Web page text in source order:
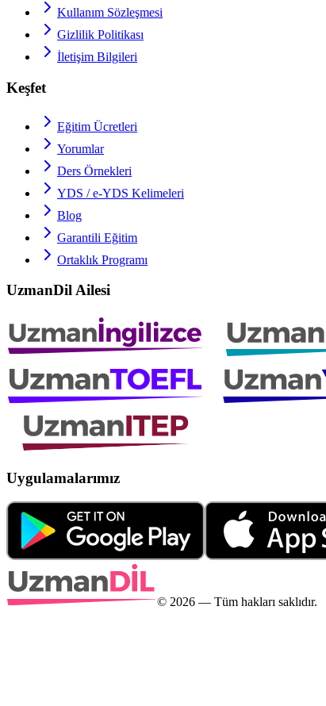
Kullanım Sözleşmesi
Gizlilik Politikası
İletişim Bilgileri
Keşfet
Eğitim Ücretleri
Yorumlar
Ders Örnekleri
YDS / e-YDS Kelimeleri
Blog
Garantili Eğitim
Ortaklık Programı
UzmanDil Ailesi
Uygulamalarımız
© 2026 — Tüm hakları saklıdır.